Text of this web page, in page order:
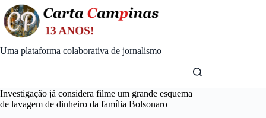
Skip
to
content
Uma plataforma colaborativa de jornalismo
Investigação já considera filme um grande esquema
de lavagem de dinheiro da família Bolsonaro